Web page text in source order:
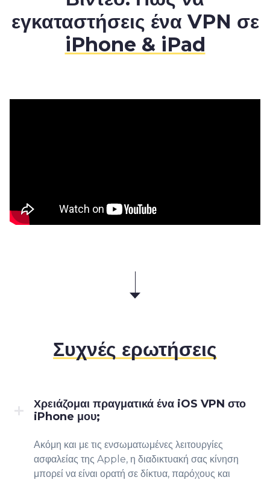
εγκαταστήσεις ένα VPN σε
iPhone & iPad
Συχνές ερωτήσεις
Χρειάζομαι πραγματικά ένα iOS VPN στο
iPhone μου;
Ακόμη και με τις ενσωματωμένες λειτουργίες
ασφαλείας της Apple, η διαδικτυακή σας κίνηση
μπορεί να είναι ορατή σε δίκτυα, παρόχους και